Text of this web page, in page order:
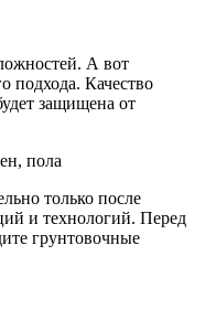
А вот
подхода. Качество
защищена от
пола
только после
и технологий. Перед
грунтовочные